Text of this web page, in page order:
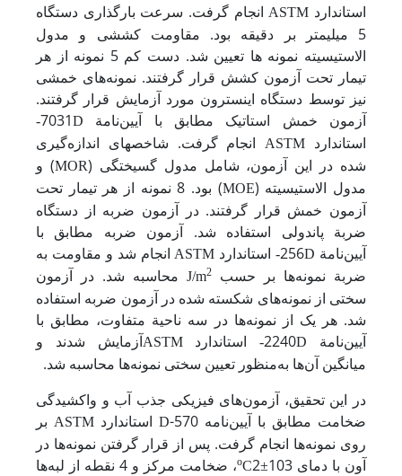
استاندارد ASTMانجام گرفت. سرعت بارگذاری دستگاه
5 میلی­متر بر دقیقه بود. مقاومت کششی و مدول
الاستیسیته نمونه ها تعیین شد. دست کم 5 نمونه از هر
تیمار تحت آزمون کشش قرار گرفتند. نمونه‌های خمشی
نیز توسط دستگاه اینسترون مورد آزمایش قرار گرفتند.
آزمون خمش استاتیک مطابق با آیین‌نامة 7031
D-
استاندارد ASTMانجام گرفت. شاخص­های اندازه‌گیری
شده در این آزمون، شامل مدول گسیختگی (MOR) و
مدول الاستیسیته (MOE
) بود. 8 نمونه از هر تیمار تحت
آزمون خمش قرار گرفتند. در آزمون ضربه از دستگاه
ضربة پاندولی استفاده شد. آزمون ضربه مطابق با
آیین‌نامة 256 D- استاندارد ASTMانجام شد و مقاومت به
ضربة نمونه‌ها بر حسب
J/m2
محاسبه شد. در آزمون
سختی از نمونه‌های شکسته شده در آزمون ضربه استفاده
شد. هر یک از نمونه‌ها در سه ناحیة متفاوت، مطابق با
آیین‌نامة 2240
D- استانداردASTMآزمایش شدند و
میانگین آن‌ها به‌منظور تعیین سختی نمونه‌ها محاسبه شد.
در این تحقیق، آزمون‌های فیزیکی جذب آب و واکشیدگی
ضخامت مطابق با آیین‌نامه 570-
D استاندارد ASTM بر
روی نمونه‌ها انجام گرفت. پس از قرار گرفتن نمونه‌ها در
آون با دمای
oC2±
103، ضخامت مرکز و 4 نقطه از لبه‌ها